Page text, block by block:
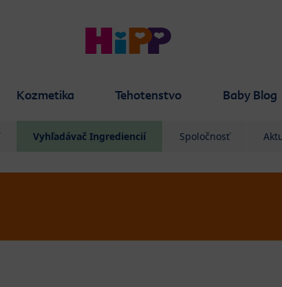
Kozmetika Tehotenstvo Baby Blog
Vyhľadávač Ingrediencií Spoločnosť